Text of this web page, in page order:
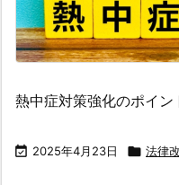
熱中症対策強化のポイ
 2025年4月23日  法律